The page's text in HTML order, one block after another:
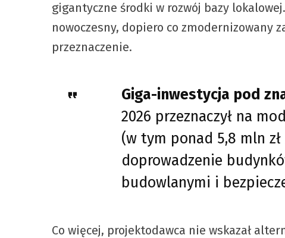
gigantyczne środki w rozwój bazy
nowoczesny, dopiero co zmodernizowany
przeznaczenie.
Giga-inwestycja pod
2026 przeznaczył na
(w tym ponad 5,8 mln
doprowadzenie
budowlanymi i
Co więcej, projektodawca nie wskazał